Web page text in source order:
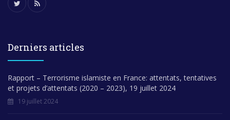
Derniers articles
Rapport – Terrorisme islamiste en France: attentats, tentatives
et projets d’attentats (2020 – 2023), 19 juillet 2024
19 juillet 2024